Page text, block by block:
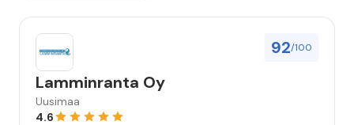
92/100
Lamminranta Oy
Uusimaa
4.6